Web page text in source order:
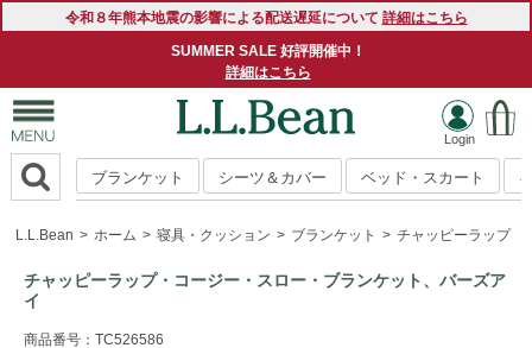
令和８年熊本地震の影響による配送遅延について 詳細はこちら
SUMMER SALE 好評開催中！
詳細はこちら
ブランケット シーツ＆カバー ベッド・スカート
L.L.Bean ホーム 寝具・クッション ブランケット チャッピーラップ・
チャッピーラップ・コージー・スロー・ブランケット、バーズア
イ
https://www.llbean.co.jp/homegoods/bedding/blankets/g/
商品番号：TC526586